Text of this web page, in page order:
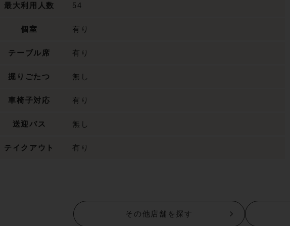
最大利用人数 54
個室 有り
テーブル席 有り
掘りごたつ 無し
車椅子対応 有り
送迎バス 無し
テイクアウト 有り
その他店舗を探す